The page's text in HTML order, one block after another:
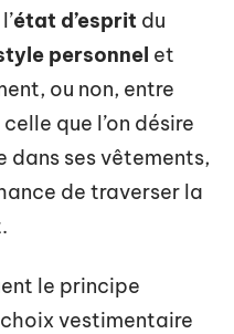
état d’esprit du
personnel et
ou non, entre
que l’on désire
dans ses vêtements,
de traverser la
le principe
vestimentaire